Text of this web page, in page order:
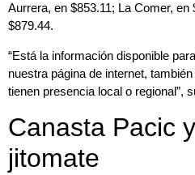
Aurrera, en $853.11; La Comer, en
$879.44.
“Está la información disponible
nuestra página de internet,
tienen presencia local o regional”,
Canasta Pacic
jitomate